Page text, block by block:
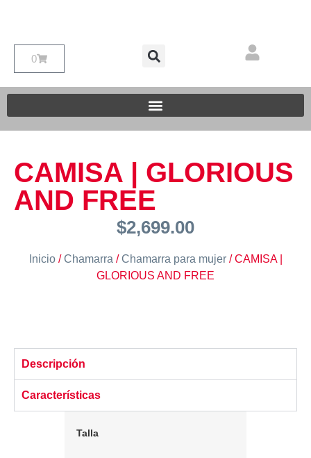
0
CAMISA | GLORIOUS
AND FREE
$2,699.00
Inicio/Chamarra /Chamarra para mujer/ CAMISA |
GLORIOUS AND FREE
Descripción
Características
Talla